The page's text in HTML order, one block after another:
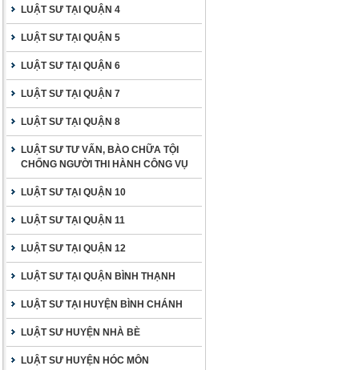
LUẬT SƯ TẠI QUẬN 4
LUẬT SƯ TẠI QUẬN 5
LUẬT SƯ TẠI QUẬN 6
LUẬT SƯ TẠI QUẬN 7
LUẬT SƯ TẠI QUẬN 8
LUẬT SƯ TƯ VẤN, BÀO CHỮA TỘI
CHỐNG NGƯỜI THI HÀNH CÔNG VỤ
LUẬT SƯ TẠI QUẬN 10
LUẬT SƯ TẠI QUẬN 11
LUẬT SƯ TẠI QUẬN 12
LUẬT SƯ TẠI QUẬN BÌNH THẠNH
LUẬT SƯ TẠI HUYỆN BÌNH CHÁNH
LUẬT SƯ HUYỆN NHÀ BÈ
LUẬT SƯ HUYỆN HÓC MÔN